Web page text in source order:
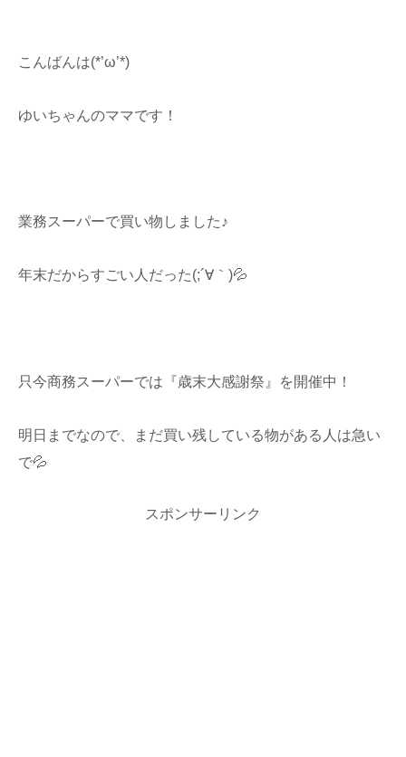
こんばんは(*’ω’*)
ゆいちゃんのママです！
業務スーパーで買い物しました♪
年末だからすごい人だった(;´∀｀)💦
只今商務スーパーでは『歳末大感謝祭』を開催中！
明日までなので、まだ買い残している物がある人は急い
で💦
スポンサーリンク